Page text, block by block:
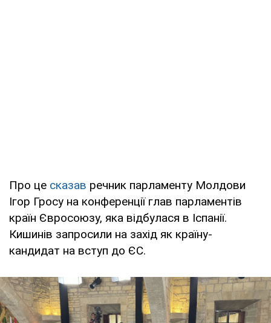
Про це сказав речник парламенту Молдови
Ігор Гросу на конференції глав парламентів
країн Євросоюзу, яка відбулася в Іспанії.
Кишинів запросили на захід як країну-
кандидат на вступ до ЄС.